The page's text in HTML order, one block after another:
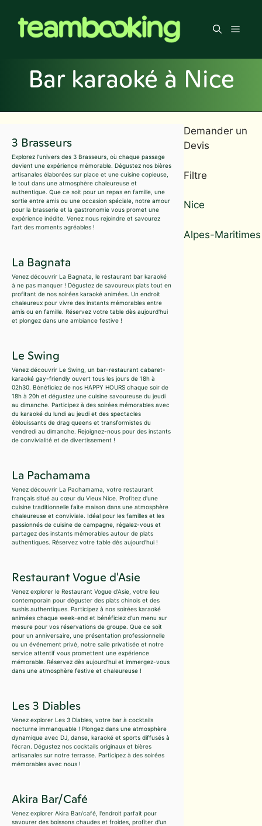
contenu
Menu
Bar karaoké à Nice
3 Brasseurs
Explorez l'univers des 3 Brasseurs, où chaque passage
devient une expérience mémorable. Dégustez nos bières
artisanales élaborées sur place et une cuisine copieuse,
le tout dans une atmosphère chaleureuse et
authentique. Que ce soit pour un repas en famille, une
sortie entre amis ou une occasion spéciale, notre amour
pour la brasserie et la gastronomie vous promet une
expérience inédite. Venez nous rejoindre et savourez
l'art des moments agréables !
La Bagnata
Venez découvrir La Bagnata, le restaurant bar karaoké
à ne pas manquer ! Dégustez de savoureux plats tout en
profitant de nos soirées karaoké animées. Un endroit
chaleureux pour vivre des instants mémorables entre
amis ou en famille. Réservez votre table dès aujourd'hui
et plongez dans une ambiance festive !
Le Swing
Venez découvrir Le Swing, un bar-restaurant cabaret-
karaoké gay-friendly ouvert tous les jours de 18h à
02h30. Bénéficiez de nos HAPPY HOURS chaque soir de
18h à 20h et dégustez une cuisine savoureuse du jeudi
au dimanche. Participez à des soirées mémorables avec
du karaoké du lundi au jeudi et des spectacles
éblouissants de drag queens et transformistes du
vendredi au dimanche. Rejoignez-nous pour des instants
de convivialité et de divertissement !
La Pachamama
Venez découvrir La Pachamama, votre restaurant
français situé au cœur du Vieux Nice. Profitez d'une
cuisine traditionnelle faite maison dans une atmosphère
chaleureuse et conviviale. Idéal pour les familles et les
passionnés de cuisine de campagne, régalez-vous et
partagez des instants mémorables autour de plats
authentiques. Réservez votre table dès aujourd'hui !
Restaurant Vogue d'Asie
Venez explorer le Restaurant Vogue d'Asie, votre lieu
contemporain pour déguster des plats chinois et des
sushis authentiques. Participez à nos soirées karaoké
animées chaque week-end et bénéficiez d'un menu sur
mesure pour vos réservations de groupe. Que ce soit
pour un anniversaire, une présentation professionnelle
ou un événement privé, notre salle privatisée et notre
service attentif vous promettent une expérience
mémorable. Réservez dès aujourd'hui et immergez-vous
dans une atmosphère festive et chaleureuse !
Les 3 Diables
Venez explorer Les 3 Diables, votre bar à cocktails
nocturne immanquable ! Plongez dans une atmosphère
dynamique avec DJ, danse, karaoké et sports diffusés à
l'écran. Dégustez nos cocktails originaux et bières
artisanales sur notre terrasse. Participez à des soirées
mémorables avec nous !
Akira Bar/Café
Venez explorer Akira Bar/café, l'endroit parfait pour
savourer des boissons chaudes et froides, profiter d'un
Demander un
Devis
Filtre
Nice
Alpes-Maritimes